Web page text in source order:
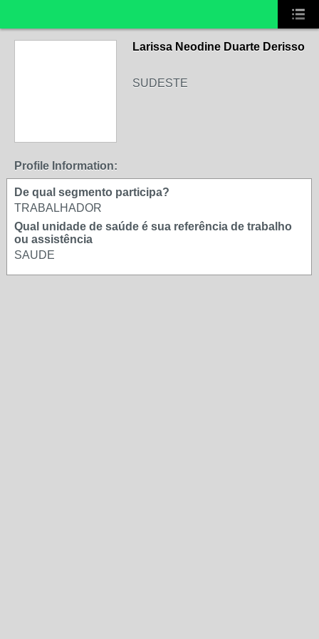
Larissa Neodine Duarte Derisso
SUDESTE
Profile Information:
De qual segmento participa?
TRABALHADOR
Qual unidade de saúde é sua referência de trabalho
ou assistência
SAUDE